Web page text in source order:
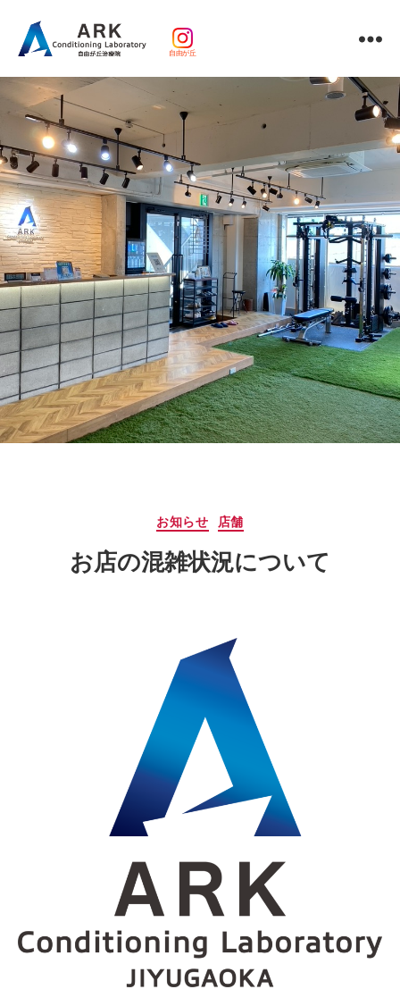
ー
ソ
ナ
ル
ト
レ
ー
ニ
ン
グ
ｘ
整
体・
鍼
灸・
マ
ッ
サ
ー
ン
グ
自由が丘
カ
ゴ
リ
お知らせ 店舗
お店の混雑状況について